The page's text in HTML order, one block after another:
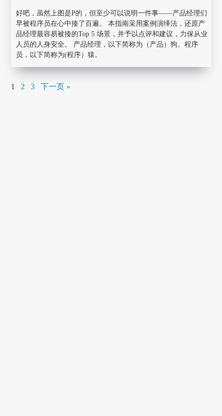
好吧，虽然上图是P的，但至少可以说明一件事——产品经理们
早被程序员在心中揍了百遍。 本指南采用案例演绎法，还原产
品经理最容易被揍的Top 5 场景，并予以点评和建议，力保从业
人员的人身安全。 产品经理，以下简称为（产品）狗。程序
员，以下简称为(程序）猿。
1 2 3 下一页 »